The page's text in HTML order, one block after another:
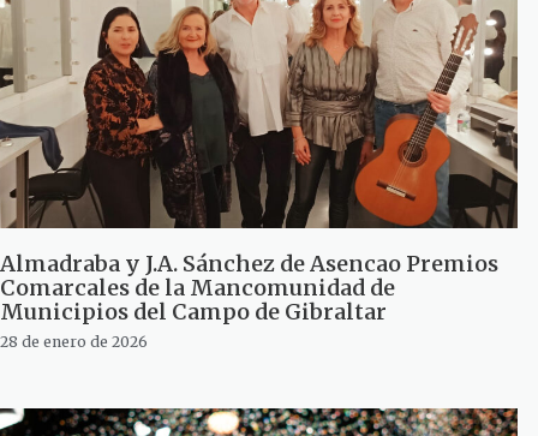
Almadraba y J.A. Sánchez de Asencao Premios
Comarcales de la Mancomunidad de
Municipios del Campo de Gibraltar
28 de enero de 2026